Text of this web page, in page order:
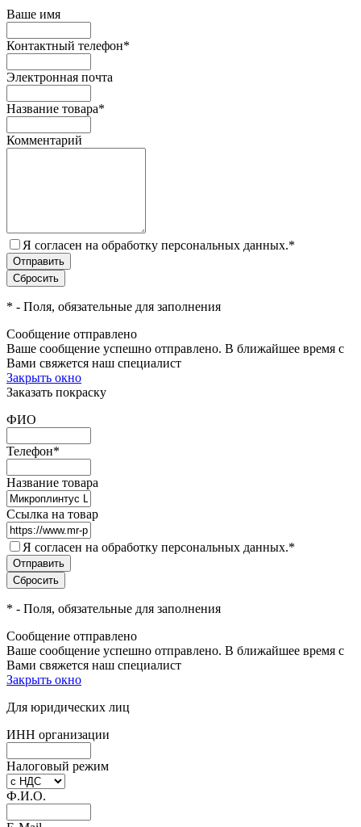
Ваше имя
Контактный телефон*
Электронная почта
Название товара*
Комментарий
Я согласен на обработку персональных данных.*
* - Поля, обязательные для заполнения
Сообщение отправлено
Ваше сообщение успешно отправлено. В ближайшее время с
Вами свяжется наш специалист
Закрыть окно
Заказать покраску
ФИО
Телефон*
Название товара
Ссылка на товар
Я согласен на обработку персональных данных.*
* - Поля, обязательные для заполнения
Сообщение отправлено
Ваше сообщение успешно отправлено. В ближайшее время с
Вами свяжется наш специалист
Закрыть окно
Для юридических лиц
ИНН организации
Налоговый режим
Ф.И.О.